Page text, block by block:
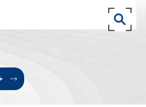
